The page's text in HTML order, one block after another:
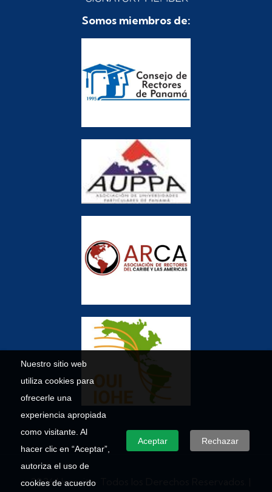
Nuestro sitio web
utiliza cookies para
ofrecerle una
experiencia apropiada
como visitante. Al
hacer clic en “Aceptar”,
autoriza el uso de
cookies de acuerdo
Aceptar Rechazar
Somos miembros de:
© 2026 Umecit – Todos los Derechos Reservados. |